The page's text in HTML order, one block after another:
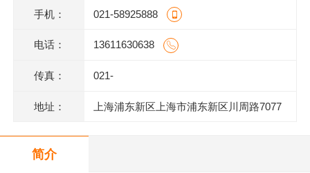
手机： 021-58925888
电话： 13611630638
传真： 021-
地址： 上海浦东新区上海市浦东新区川周路7077
简介